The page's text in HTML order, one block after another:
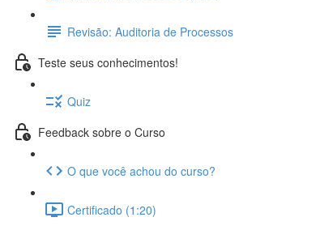
Revisão: Auditoria de Processos
Teste seus conhecimentos!
Quiz
Feedback sobre o Curso
O que você achou do curso?
Certificado (1:20)